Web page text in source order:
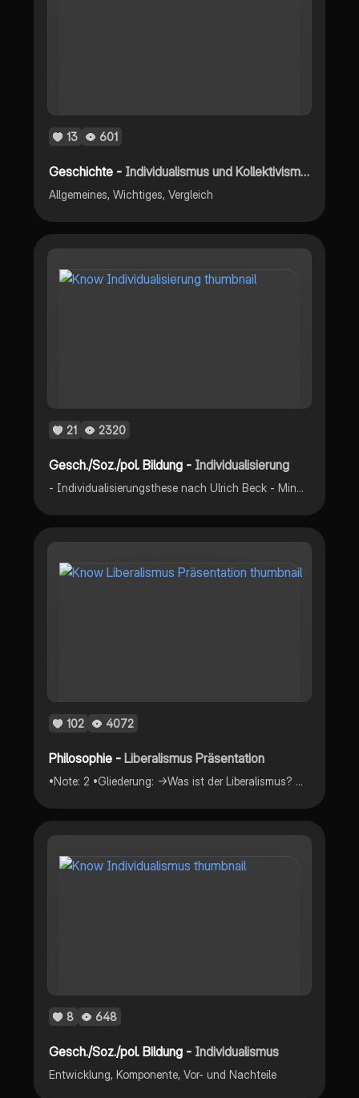
13 601
Geschichte - Individualismus und Kollektivismus
Allgemeines, Wichtiges, Vergleich
21 2320
Gesch./Soz./pol. Bildung - Individualisierung
- Individualisierungsthese nach Ulrich Beck - Mindmap
102 4072
Philosophie -Liberalismus Präsentation
•Note: 2 •Gliederung: →Was ist der Liberalismus? →Grundidee →Entstehung →Verschiedene Formen →Liberalismus auf der Welt →Liberalismus in Deutschland →Berühmte Vertreter →Geschlechterrollen →„Fünf Kernsätze des Liberalismus“ & kurzes Video +Frage
8 648
Gesch./Soz./pol. Bildung - Individualismus
Entwicklung, Komponente, Vor- und Nachteile